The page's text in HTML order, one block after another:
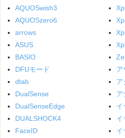
AQUOSwish3
AQUOSzero6
arrows
ASUS
BASIO
DFUモード
dtab
DualSense
DualSenseEdge
DUALSHOCK4
FaceID
ア
ア
ア
イ
イ
イ